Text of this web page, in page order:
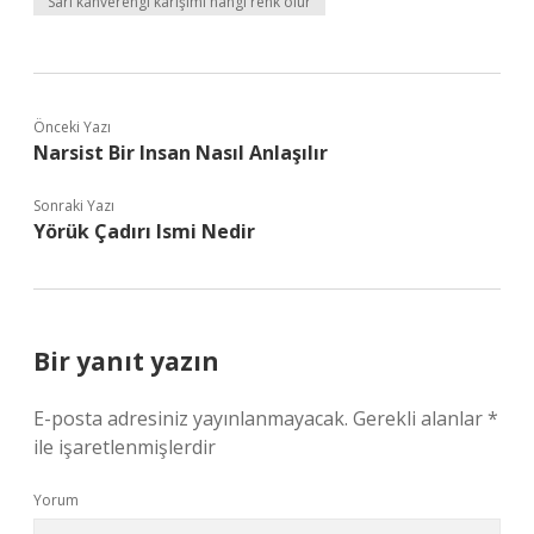
Önceki Yazı
Narsist Bir Insan Nasıl Anlaşılır
Sonraki Yazı
Yörük Çadırı Ismi Nedir
Bir yanıt yazın
E-posta adresiniz yayınlanmayacak. Gerekli alanlar*
ile işaretlenmişlerdir
Yorum